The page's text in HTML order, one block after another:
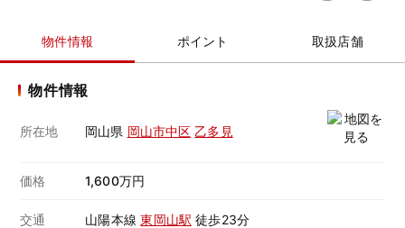
物件情報 ポイント 取扱店舗
物件情報
所在地 岡山県 岡山市中区 乙多見
価格 1,600万円
交通 山陽本線東岡山駅 徒歩23分